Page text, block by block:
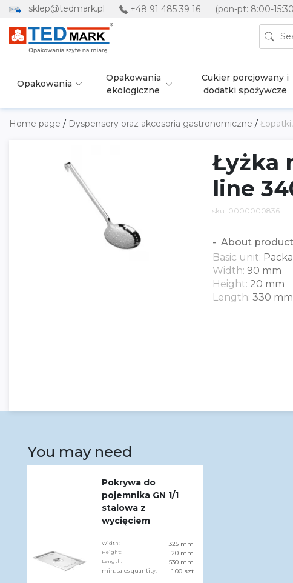
sklep@tedmark.pl +48 91 485 39 16 (pon-pt: 8:00-
Opakowania
Opakowania
ekologiczne
Cukier porcjowany i
dodatki spożywcze
Home page / Dyspensery oraz akcesoria gastronomiczne /
Łyżka
line
sku: 0000000836
About product
Basic unit:
Width: 90 mm
Height: 20 mm
Length: 330 mm
You may need
Pokrywa do
pojemnika GN 1/1
stalowa z
wycięciem
Width: 325 mm
Height: 20 mm
Length: 530 mm
min. sales quantity: 1.00 szt